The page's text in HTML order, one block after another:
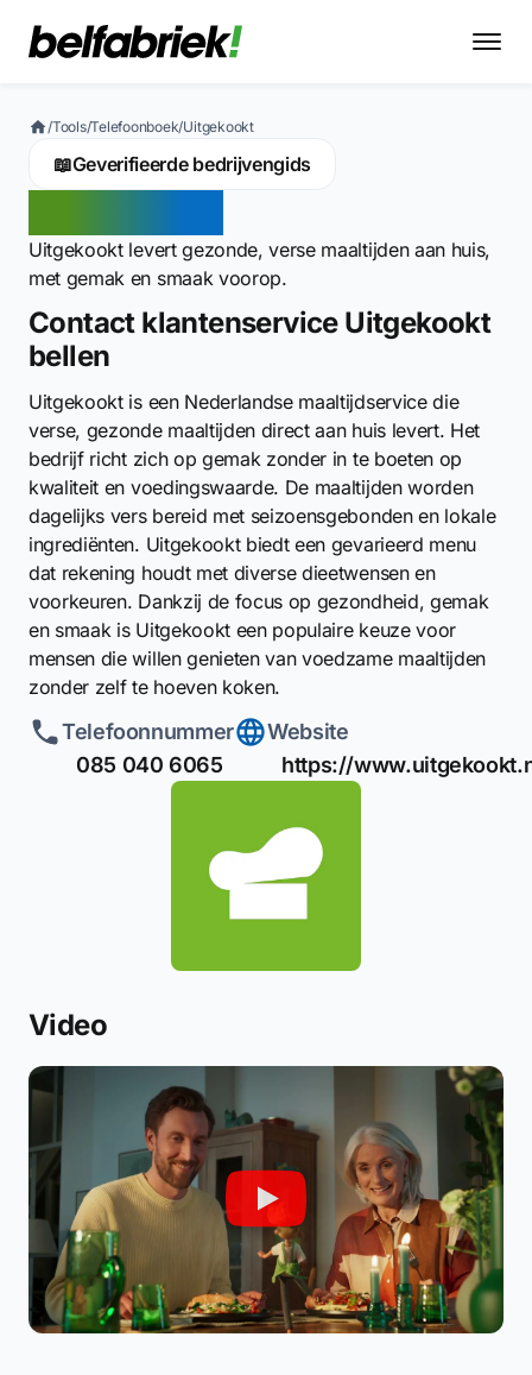
/Tools/Telefoonboek/Uitgekookt
📖Geverifieerde bedrijvengids
Uitgekookt levert gezonde, verse maaltijden aan huis,
met gemak en smaak voorop.
Contact klantenservice Uitgekookt
bellen
Uitgekookt is een Nederlandse maaltijdservice die
verse, gezonde maaltijden direct aan huis levert. Het
bedrijf richt zich op gemak zonder in te boeten op
kwaliteit en voedingswaarde. De maaltijden worden
dagelijks vers bereid met seizoensgebonden en lokale
ingrediënten. Uitgekookt biedt een gevarieerd menu
dat rekening houdt met diverse dieetwensen en
voorkeuren. Dankzij de focus op gezondheid, gemak
en smaak is Uitgekookt een populaire keuze voor
mensen die willen genieten van voedzame maaltijden
zonder zelf te hoeven koken.
Telefoonnummer
085 040 6065
Website
https://
Video